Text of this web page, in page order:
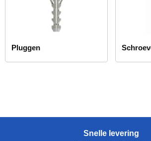
Pluggen
Snelle levering